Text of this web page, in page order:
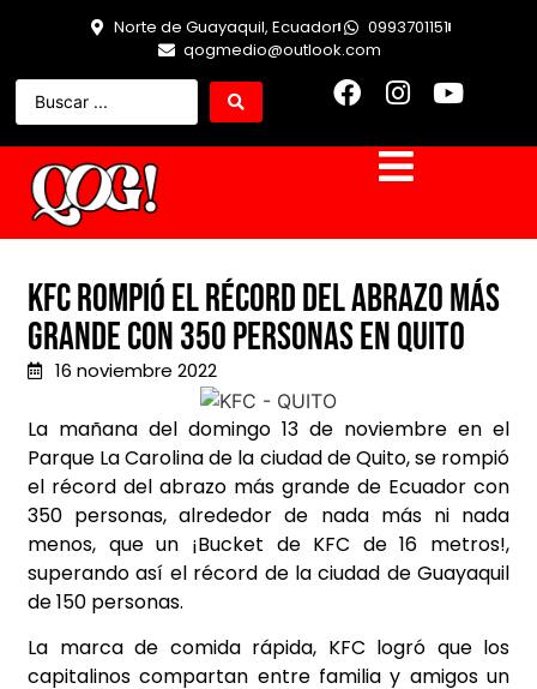
Norte de Guayaquil, Ecuador
0993701151
qogmedio@outlook.com
KFC rompió el récord del abrazo más
grande con 350 personas en Quito
16 noviembre 2022
La mañana del domingo 13 de noviembre en el
Parque La Carolina de la ciudad de Quito, se rompió
el récord del abrazo más grande de Ecuador con
350 personas, alrededor de nada más ni nada
menos, que un ¡Bucket de KFC de 16 metros!,
superando así el récord de la ciudad de Guayaquil
de 150 personas.
La marca de comida rápida, KFC logró que los
capitalinos compartan entre familia y amigos un